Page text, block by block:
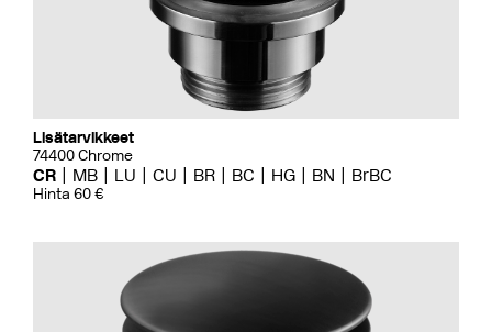
Lisätarvikkeet
74400 Chrome
CR MB LU CU BR BC HG BN BrBC
Hinta 60 €